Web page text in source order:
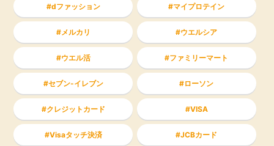
dファッション マイプロテイン
メルカリ ウエルシア
ウエル活 ファミリーマート
セブン-イレブン ローソン
クレジットカード VISA
Visaタッチ決済 JCBカード